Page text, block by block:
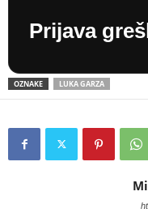
Prijava
OZNAKE LUKA GARZA